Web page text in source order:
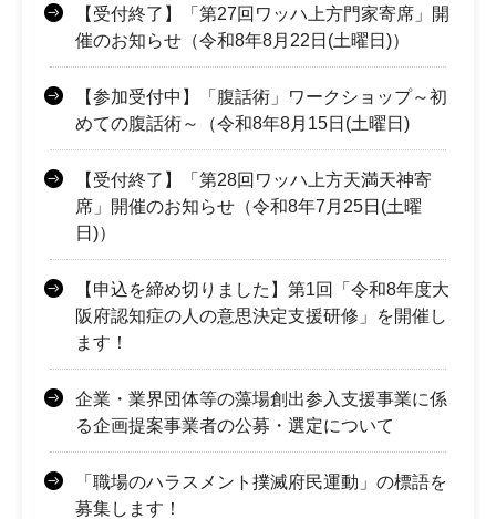
【受付終了】「第27回ワッハ上方門家寄席」開
催のお知らせ（令和8年8月22日(土曜日)）
【参加受付中】「腹話術」ワークショップ～初
めての腹話術～（令和8年8月15日(土曜日)
【受付終了】「第28回ワッハ上方天満天神寄
席」開催のお知らせ（令和8年7月25日(土曜
日)）
【申込を締め切りました】第1回「令和8年度大
阪府認知症の人の意思決定支援研修」を開催し
ます！
企業・業界団体等の藻場創出参入支援事業に係
る企画提案事業者の公募・選定について
「職場のハラスメント撲滅府民運動」の標語を
募集します！